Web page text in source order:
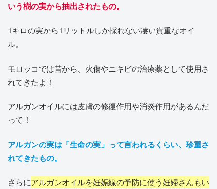
いう樹の実から抽出されたもの。
1キロの実から1リットルしか採れない凄い貴重なオイ
ル。
モロッコでは昔から、火傷やニキビの治療薬として使用さ
れてきたよ！
アルガンオイルには皮膚の修復作用や消炎作用があるんだ
って！
アルガンの実は「生命の実」って言われるくらい、珍重さ
れてきたもの。
さらにアルガンオイルを妊娠線の予防に使う妊婦さんもい